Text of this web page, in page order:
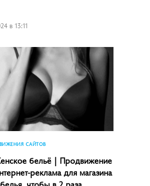
в 13:11
САЙТОВ
бельё | Продвижение
реклама для магазина